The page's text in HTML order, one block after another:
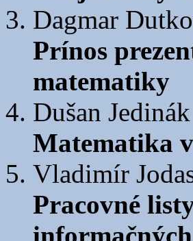
Dagmar
Prínos
matematiky
Dušan Jedinák
Matematika
Vladimír
Pracovné